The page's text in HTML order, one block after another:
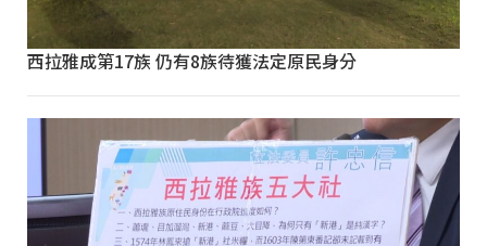
西拉雅成第17族 仍有8族待獲法定原民身分